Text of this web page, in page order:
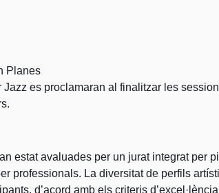
Planes
es proclamaran al finalitzar les
estat avaluades per un jurat integrat per
professionals. La diversitat de perfils
d’acord amb els criteris